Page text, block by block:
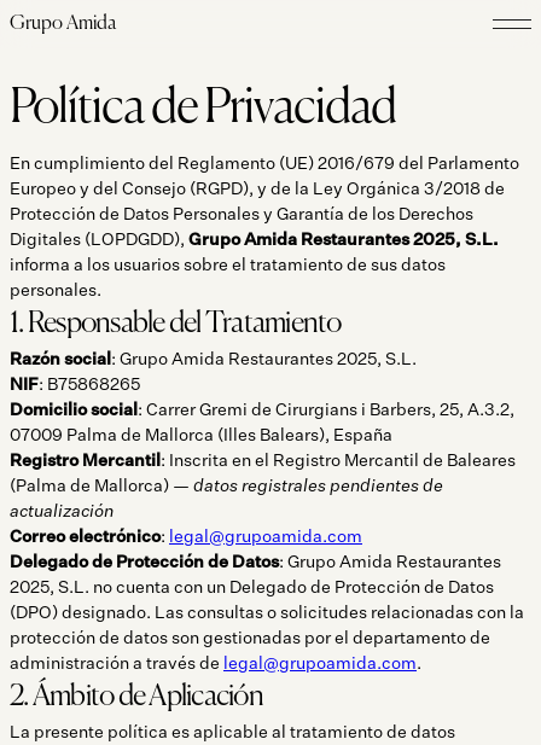
Grupo Amida
Política de Privacidad
En cumplimiento del Reglamento (UE) 2016/679 del Parlamento
Europeo y del Consejo (RGPD), y de la Ley Orgánica 3/2018 de
Protección de Datos Personales y Garantía de los Derechos
Digitales (LOPDGDD), Grupo Amida Restaurantes 2025, S.L.
informa a los usuarios sobre el tratamiento de sus datos
personales.
1. Responsable del Tratamiento
Razón social: Grupo Amida Restaurantes 2025, S.L.
NIF: B75868265
Domicilio social: Carrer Gremi de Cirurgians i Barbers, 25, A.3.2,
07009 Palma de Mallorca (Illes Balears), España
Registro Mercantil: Inscrita en el Registro Mercantil de Baleares
(Palma de Mallorca) — datos registrales pendientes de
actualización
Correo electrónico: legal@grupoamida.com
Delegado de Protección de Datos: Grupo Amida Restaurantes
2025, S.L. no cuenta con un Delegado de Protección de Datos
(DPO) designado. Las consultas o solicitudes relacionadas con la
protección de datos son gestionadas por el departamento de
administración a través de legal@grupoamida.com.
2. Ámbito de Aplicación
La presente política es aplicable al tratamiento de datos